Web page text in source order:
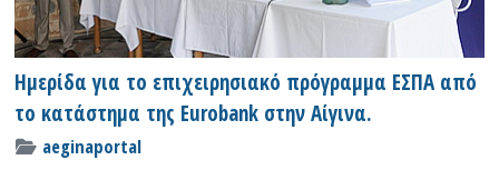
Ημερίδα για το επιχειρησιακό πρόγραμμα ΕΣΠΑ από
το κατάστημα της Εurobank στην Αίγινα.
aeginaportal